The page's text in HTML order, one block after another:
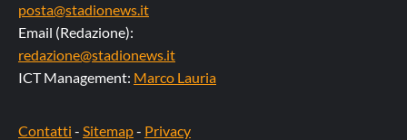
posta@stadionews.it
Email (Redazione):
redazione@stadionews.it
ICT Management: Marco Lauria
Contatti - Sitemap- Privacy